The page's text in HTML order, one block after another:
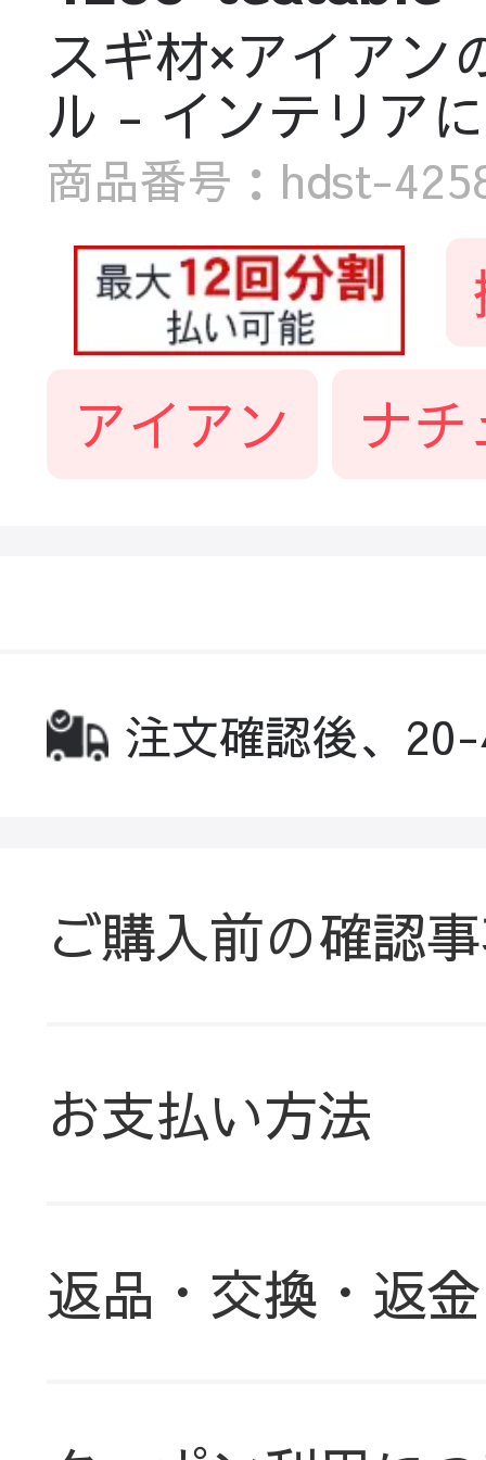
スギ材×アイアン
ル - インテリア
商品番号：hdst-
アイアン
ナ
注文確認後、
ご購入前の確認
お支払い方法
返品・交換・返